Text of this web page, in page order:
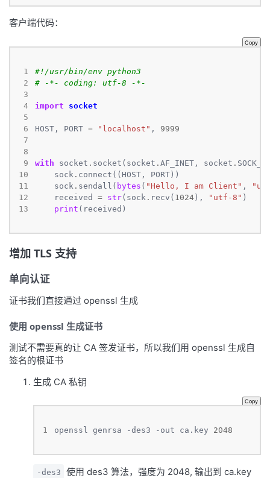
客户端代码：
Copy
1
2
3
4
5
6
7
8
9
10
11
12
13
#!/usr/bin/env python3
# -*- coding: utf-8 -*-
import socket
HOST, PORT = "localhost" , 9999
with socket . socket(socket . AF_INET, socket .
    sock
.
    sock
. sendall( bytes ( "Hello, I am Client" ,
    received
= str(sock . recv( 1024), "utf-8"
print (received)
增加 TLS 支持
单向认证
证书我们直接通过 openssl 生成
使用 openssl 生成证书
测试不需要真的让 CA 签发证书，所以我们用 openssl 生成自
签名的根证书
生成 CA 私钥
Copy
1 openssl genrsa -des3 -out ca.key 2048
-des3
使用 des3 算法，强度为 2048, 输出到 ca.key